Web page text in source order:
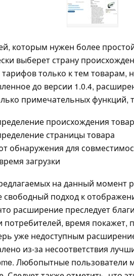
которым нужен более
выберет страну
только к тем товарам,
до версии 1.0.4,
примечательных функций,
происхождения
страницы товара
обнаружения для
загрузки
на данный момент
свободный подход к
расширение преследует
время покажет,
уже недоступным
из-за несоответствия
Любопытные пользователи